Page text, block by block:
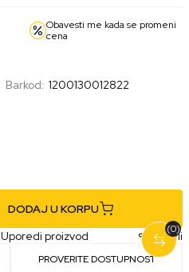
Obavesti me kada se promeni
cena
Barkod: 1200130012822
DODAJ U KORPU
Uporedi proizvod Podeli
PROVERITE DOSTUPNOST
(0)